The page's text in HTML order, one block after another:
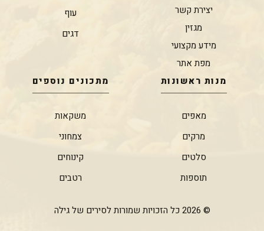
יצירת קשר
מגזין
מידע מקצועי
מפת אתר
עוף
דגים
מנות ראשונות
מאפים
מרקים
סלטים
תוספות
מתכונים נוספים
משקאות
צמחוני
קינוחים
רטבים
© 2026 כל הזכויות שמורות לסירים של גילה